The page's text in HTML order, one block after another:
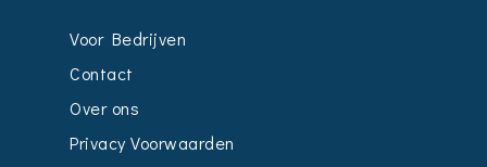
Voor Bedrijven
Contact
Over ons
Privacy Voorwaarden